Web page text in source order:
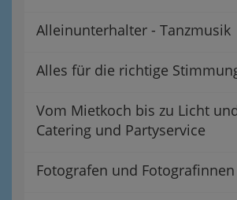
Alleinunterhalter - Tanzmusik
Alles für die richtige
Vom Mietkoch bis zu Licht
Catering und Partyservice
Fotografen und Fotografinnen